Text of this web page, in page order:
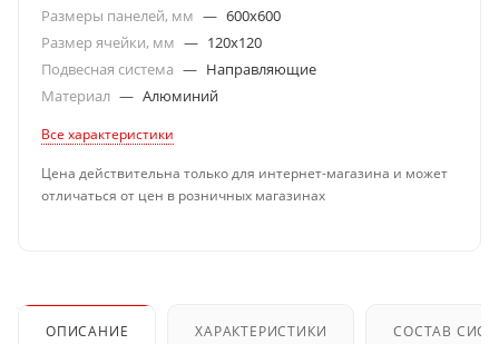
Размеры панелей, мм — 600x600
Размер ячейки, мм — 120x120
Подвесная система — Направляющие
Материал — Алюминий
Все характеристики
Цена действительна только для интернет-магазина и может
отличаться от цен в розничных магазинах
ОПИСАНИЕ ХАРАКТЕРИСТИКИ СОСТАВ